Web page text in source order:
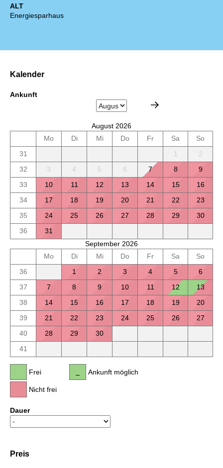
ALT
Energiesparhaus
Kalender
Ankunft
August 2026
Mo
Di Mi Do Fr Sa
So
31
1
2
32
3 4 5 6 7 8
9
33
10 11 12 13 14 15
16
34
17 18 19 20 21 22
23
35
24 25 26 27 28 29
30
36
31
September 2026
Mo
Di Mi Do Fr Sa
So
36
1 2 3 4 5
6
37
7 8 9 10 11 12
13
38
14 15 16 17 18 19
20
39
21 22 23 24 25 26
27
40
28 29
30
41
Frei
Nicht frei
Ankunft möglich
Dauer
Preis